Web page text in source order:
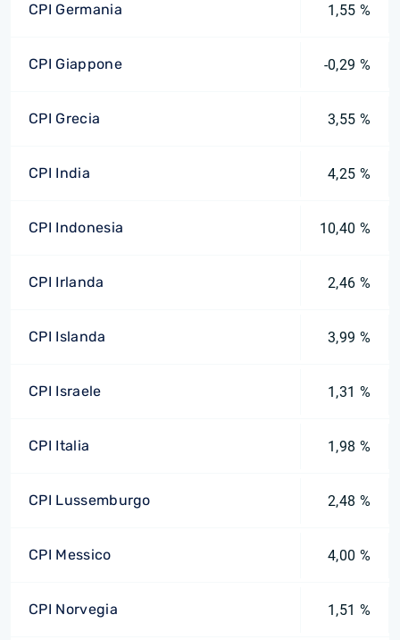
CPI Germania 1,55 %
CPI Giappone -0,29 %
CPI Grecia 3,55 %
CPI India 4,25 %
CPI Indonesia 10,40 %
CPI Irlanda 2,46 %
CPI Islanda 3,99 %
CPI Israele 1,31 %
CPI Italia 1,98 %
CPI Lussemburgo 2,48 %
CPI Messico 4,00 %
CPI Norvegia 1,51 %